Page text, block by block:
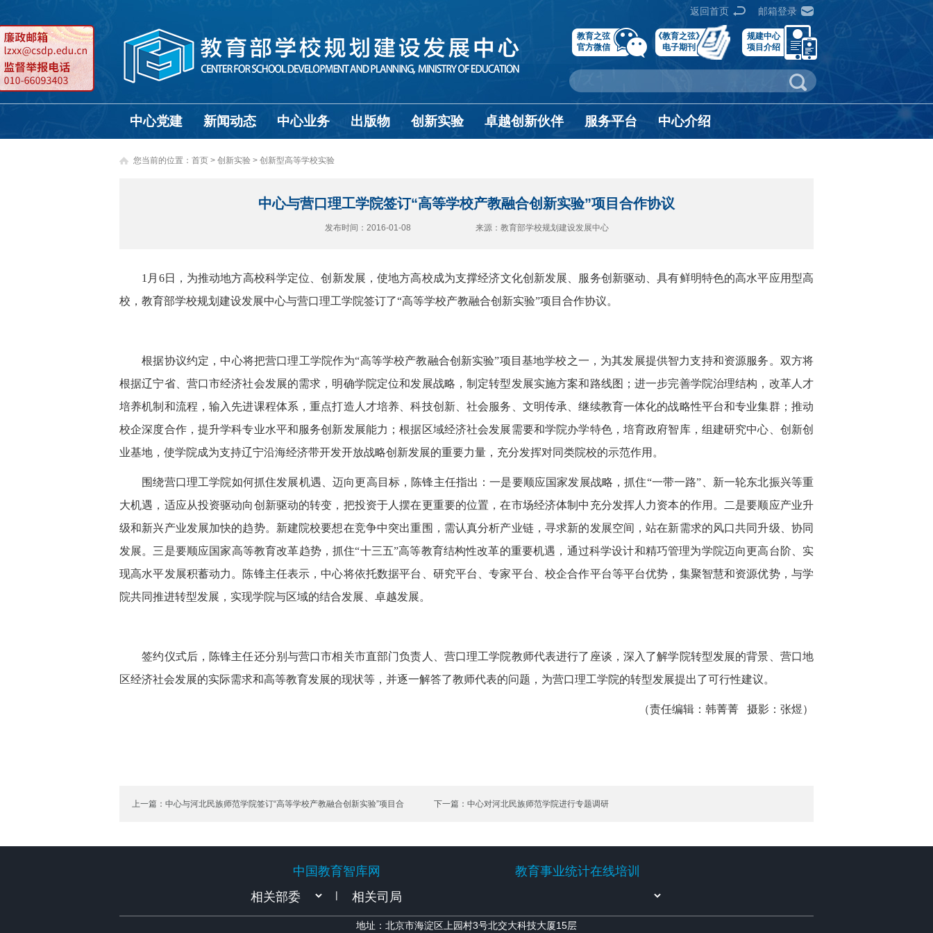
邮箱登录
返回首页
教育之弦
官方微信
规建中心
项目介绍
《教育之弦》
电子期刊
中心党建 新闻动态 中心业务 出版物 创新实验 卓越创新伙伴 服务平台 中心介绍
您当前的位置： 首页 > 创新实验 > 创新型高等学校实验
中心与营口理工学院签订“高等学校产教融合创新实验”项目合作协议
发布时间：2016-01-08 来源：教育部学校规划建设发展中心
1月6日，为推动地方高校科学定位、创新发展，使地方高校成为支撑经济文化创新发展、服务创新驱动、具有鲜明特色的高水平应用型高
校，教育部学校规划建设发展中心与营口理工学院签订了“高等学校产教融合创新实验”项目合作协议。
根据协议约定，中心将把营口理工学院作为“高等学校产教融合创新实验”项目基地学校之一，为其发展提供智力支持和资源服务。双方将
根据辽宁省、营口市经济社会发展的需求，明确学院定位和发展战略，制定转型发展实施方案和路线图；进一步完善学院治理结构，改革人才
培养机制和流程，输入先进课程体系，重点打造人才培养、科技创新、社会服务、文明传承、继续教育一体化的战略性平台和专业集群；推动
校企深度合作，提升学科专业水平和服务创新发展能力；根据区域经济社会发展需要和学院办学特色，培育政府智库，组建研究中心、创新创
业基地，使学院成为支持辽宁沿海经济带开发开放战略创新发展的重要力量，充分发挥对同类院校的示范作用。
围绕营口理工学院如何抓住发展机遇、迈向更高目标，陈锋主任指出：一是要顺应国家发展战略，抓住“一带一路”、新一轮东北振兴等重
大机遇，适应从投资驱动向创新驱动的转变，把投资于人摆在更重要的位置，在市场经济体制中充分发挥人力资本的作用。二是要顺应产业升
级和新兴产业发展加快的趋势。新建院校要想在竞争中突出重围，需认真分析产业链，寻求新的发展空间，站在新需求的风口共同升级、协同
发展。三是要顺应国家高等教育改革趋势，抓住“十三五”高等教育结构性改革的重要机遇，通过科学设计和精巧管理为学院迈向更高台阶、实
现高水平发展积蓄动力。陈锋主任表示，中心将依托数据平台、研究平台、专家平台、校企合作平台等平台优势，集聚智慧和资源优势，与学
院共同推进转型发展，实现学院与区域的结合发展、卓越发展。
签约仪式后，陈锋主任还分别与营口市相关市直部门负责人、营口理工学院教师代表进行了座谈，深入了解学院转型发展的背景、营口地
区经济社会发展的实际需求和高等教育发展的现状等，并逐一解答了教师代表的问题，为营口理工学院的转型发展提出了可行性建议。
（责任编辑：韩菁菁 摄影：张煜）
上一篇：中心与河北民族师范学院签订“高等学校产教融合创新实验”项目合
下一篇：中心对河北民族师范学院进行专题调研
中国教育智库网
教育事业统计在线培训
|
地址：北京市海淀区上园村3号北交大科技大厦15层